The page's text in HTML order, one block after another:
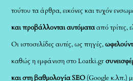
τούτου τα άρθρα, εικόνες και τυχόν
και προβάλλονται αυτόματααπό τρίτες,
Οι ιστοσελίδες αυτές, ως πηγές,
καθώς η εμφάνιση στο Loatki.gr
και στη βαθμολογία SEO (Google κ.λπ.)